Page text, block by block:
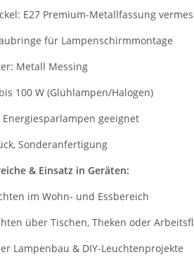
E27 Premium-Metallfassung
für Lampenschirmmontage
Metall Messing
100 W (Glühlampen/Halogen)
Energiesparlampen geeignet
Sonderanfertigung
& Einsatz in Geräten:
im Wohn- und Essbereich
über Tischen, Theken oder
Lampenbau & DIY-Leuchtenprojekte